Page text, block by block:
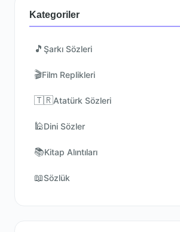
Kategoriler
🎵 Şarkı Sözleri
🎬Film Replikleri
🇹🇷Atatürk Sözleri
🕌Dini Sözler
📚Kitap Alıntıları
📖Sözlük